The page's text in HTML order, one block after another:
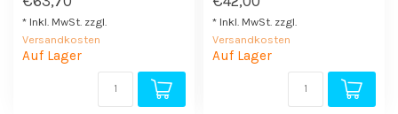
* Inkl. MwSt. zzgl.
Versandkosten
Auf Lager
* Inkl. MwSt. zzgl.
Versandkosten
Auf Lager